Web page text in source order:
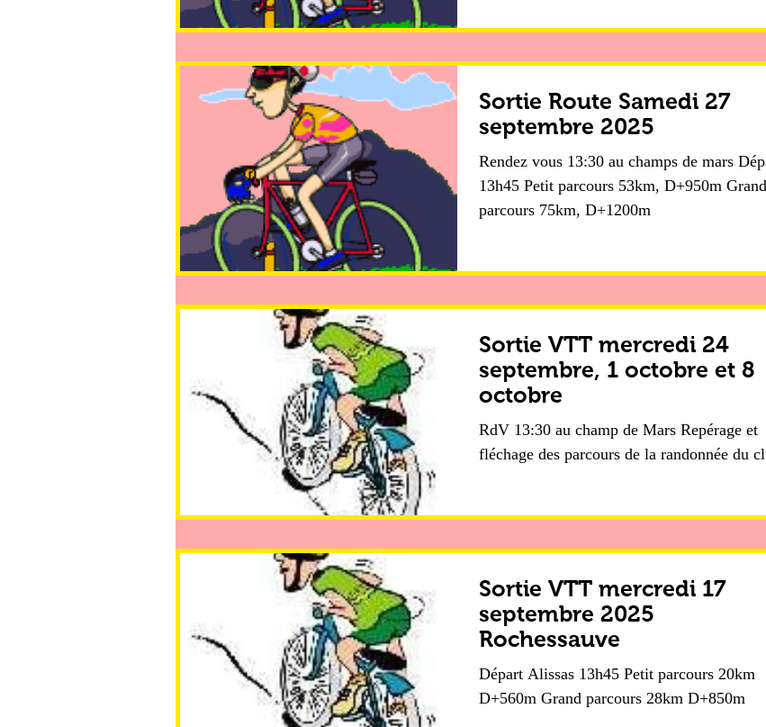
Sortie Route Samedi 27
septembre 2025
Rendez vous 13:30 au champs de mars
13h45 Petit parcours 53km, D+950m Grand
parcours 75km, D+1200m
Sortie VTT mercredi 24
septembre, 1 octobre et 8
octobre
RdV 13:30 au champ de Mars Repérage et
fléchage des parcours de la randonnée du
Sortie VTT mercredi 17
septembre 2025
Rochessauve
Départ Alissas 13h45 Petit parcours 20km
D+560m Grand parcours 28km D+850m